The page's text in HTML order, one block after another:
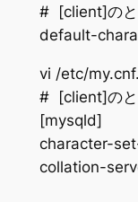
# [client]のと
default-
vi /etc/
# [client]のと
[mysqld]
character-
collation-